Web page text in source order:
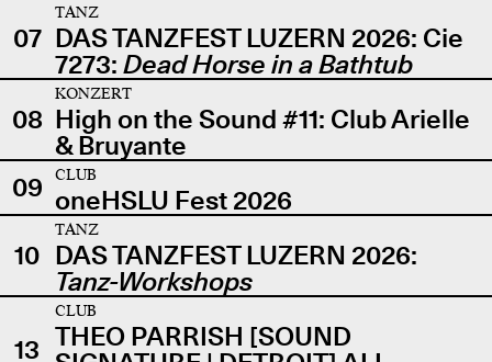
07
TANZ
DAS TANZFEST LUZERN 2026: Cie
7273: Dead Horse in a Bathtub
08
KONZERT
High on the Sound #11: Club Arielle
& Bruyante
09
CLUB
oneHSLU Fest 2026
10
TANZ
DAS TANZFEST LUZERN 2026:
Tanz-Workshops
13
CLUB
THEO PARRISH [SOUND